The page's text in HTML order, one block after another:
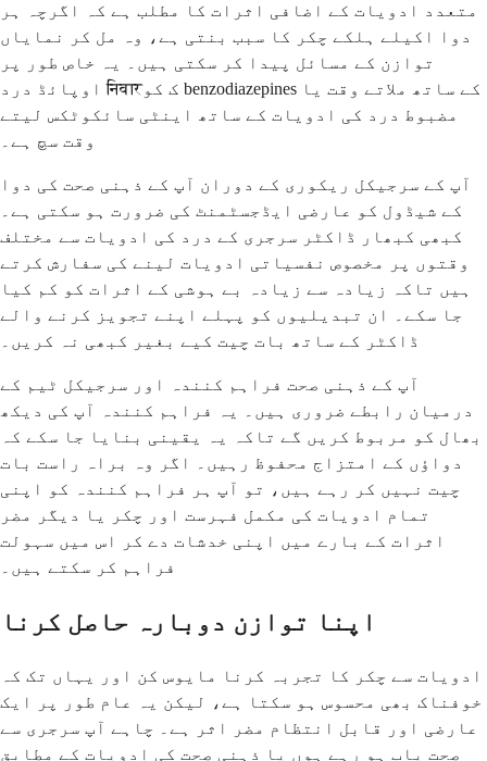
متعدد ادویات کے اضافی اثرات کا مطلب ہے کہ اگرچہ ہر
دوا اکیلے ہلکے چکر کا سبب بنتی ہے، وہ مل کر نمایاں
توازن کے مسائل پیدا کر سکتی ہیں۔ یہ خاص طور پر
اوپائڈ درد निवारک کو benzodiazepines کے ساتھ ملاتے وقت یا
مضبوط درد کی ادویات کے ساتھ اینٹی سائکوٹکس لیتے
وقت سچ ہے۔
آپ کے سرجیکل ریکوری کے دوران آپ کے ذہنی صحت کی دوا
کے شیڈول کو عارضی ایڈجسٹمنٹ کی ضرورت ہو سکتی ہے۔
کبھی کبھار ڈاکٹر سرجری کے درد کی ادویات سے مختلف
وقتوں پر مخصوص نفسیاتی ادویات لینے کی سفارش کرتے
ہیں تاکہ زیادہ سے زیادہ بے ہوشی کے اثرات کو کم کیا
جا سکے۔ ان تبدیلیوں کو پہلے اپنے تجویز کرنے والے
ڈاکٹر کے ساتھ بات چیت کیے بغیر کبھی نہ کریں۔
آپ کے ذہنی صحت فراہم کنندہ اور سرجیکل ٹیم کے
درمیان رابطے ضروری ہیں۔ یہ فراہم کنندہ آپ کی دیکھ
بھال کو مربوط کریں گے تاکہ یہ یقینی بنایا جا سکے کہ
دواؤں کے امتزاج محفوظ رہیں۔ اگر وہ براہ راست بات
چیت نہیں کر رہے ہیں، تو آپ ہر فراہم کنندہ کو اپنی
تمام ادویات کی مکمل فہرست اور چکر یا دیگر مضر
اثرات کے بارے میں اپنی خدشات دے کر اس میں سہولت
فراہم کر سکتے ہیں۔
اپنا توازن دوبارہ حاصل کرنا
ادویات سے چکر کا تجربہ کرنا مایوس کن اور یہاں تک کہ
خوفناک بھی محسوس ہو سکتا ہے، لیکن یہ عام طور پر ایک
عارضی اور قابل انتظام مضر اثر ہے۔ چاہے آپ سرجری سے
صحت یاب ہو رہے ہوں یا ذہنی صحت کی ادویات کے مطابق